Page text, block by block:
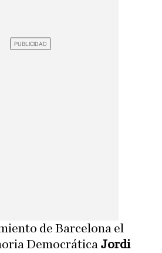
de Barcelona el
Democrática Jordi